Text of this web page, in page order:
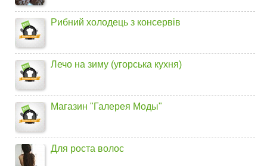
Рибний холодець з консервів
Лечо на зиму (угорська кухня)
Магазин "Галерея Моды"
Для роста волос